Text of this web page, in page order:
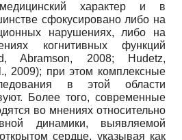
характер и в
сфокусировано либо на
нарушениях, либо на
когнитивных функций
Abramson, 2008; Hudetz,
2009); при этом комплексные
в этой области
Более того, современные
во мнениях относительно
динамики, выявляемой
сердце, указывая как